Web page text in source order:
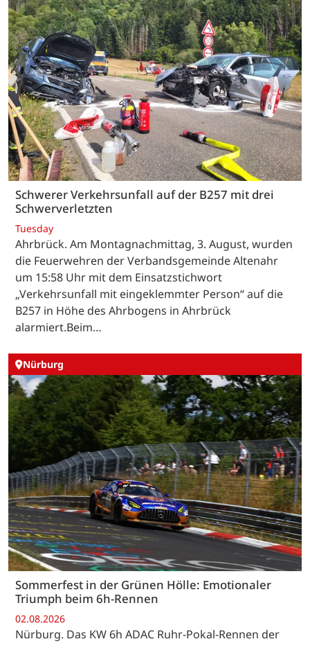
Schwerer Verkehrsunfall auf der B257 mit drei
Schwerverletzten
Tuesday
Ahrbrück. Am Montagnachmittag, 3. August, wurden
die Feuerwehren der Verbandsgemeinde Altenahr
um 15:58 Uhr mit dem Einsatzstichwort
„Verkehrsunfall mit eingeklemmter Person“ auf die
B257 in Höhe des Ahrbogens in Ahrbrück
alarmiert.Beim…
Nürburg
Sommerfest in der Grünen Hölle: Emotionaler
Triumph beim 6h-Rennen
02.08.2026
Nürburg. Das KW 6h ADAC Ruhr-Pokal-Rennen der